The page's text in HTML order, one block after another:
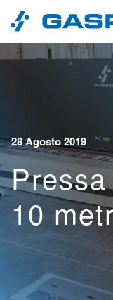
Vai al contenuto
28 Agosto 2019
10